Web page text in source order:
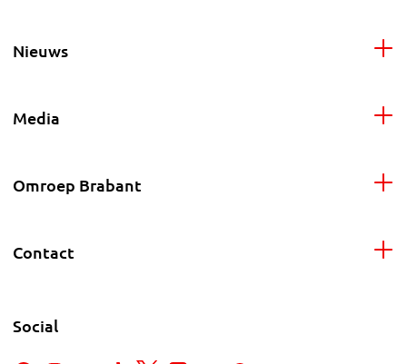
Nieuws
Media
Omroep Brabant
Contact
Social